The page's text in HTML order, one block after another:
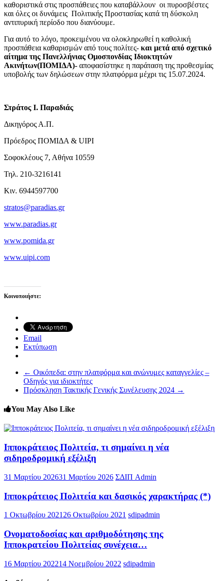
καθοριστικά στις προσπάθειες που καταβάλλουν οι πυροσβέστες
και όλες οι δυνάμεις Πολιτικής Προστασίας κατά τη δύσκολη
αντιπυρική περίοδο που διανύουμε.
Για αυτό το λόγο, προκειμένου να ολοκληρωθεί η καθολική
προσπάθεια καθαρισμών από τους πολίτες- και μετά από σχετικό
αίτημα της Πανελλήνιας Ομοσπονδίας Ιδιοκτητών
Ακινήτων(ΠΟΜΙΔΑ)- αποφασίστηκε η παράταση της προθεσμίας
υποβολής των δηλώσεων στην πλατφόρμα μέχρι τις 15.07.2024.
Στράτος Ι. Παραδιάς
Δικηγόρος Α.Π.
Πρόεδρος ΠΟΜΙΔΑ & UIPI
Σοφοκλέους 7, Αθήνα 10559
Τηλ. 210-3216141
Κιν. 6944597700
stratos@paradias.gr
www.paradias.gr
www.pomida.gr
www.uipi.com
Κοινοποιήστε:
Email
Εκτύπωση
← Οικόπεδα: στην πλατφόρμα και ανώνυμες καταγγελίες –
Οδηγός για ιδιοκτήτες
Πρόσκληση Τακτικής Γενικής Συνέλευσης 2024 →
You May Also Like
Ιπποκράτειος Πολιτεία, τι σημαίνει η νέα
σιδηροδρομική εξέλιξη
31 Μαρτίου 202631 Μαρτίου 2026 ΣΔΙΠ Admin
Ιπποκράτειος Πολιτεία και δασικός χαρακτήρας (*)
1 Οκτωβρίου 2021 26 Οκτωβρίου 2021 sdipadmin
Ονοματοδοσίας και αριθμοδότησης της
Ιπποκρατείου Πολιτείας συνέχεια…
16 Μαρτίου 202214 Νοεμβρίου 2022 sdipadmin